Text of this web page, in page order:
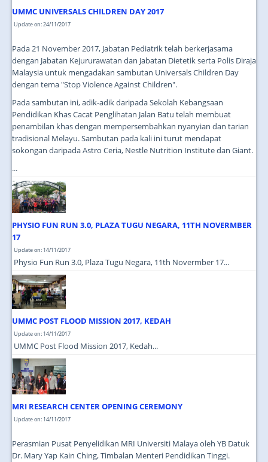
UMMC UNIVERSALS CHILDREN DAY 2017
Update on: 24/11/2017
Pada 21 November 2017, Jabatan Pediatrik telah berkerjasama
dengan Jabatan Kejururawatan dan Jabatan Dietetik serta Polis Diraja
Malaysia untuk mengadakan sambutan Universals Children Day
dengan tema "Stop Violence Against Children".
Pada sambutan ini, adik-adik daripada Sekolah Kebangsaan
Pendidikan Khas Cacat Penglihatan Jalan Batu telah membuat
penambilan khas dengan mempersembahkan nyanyian dan tarian
tradisional Melayu. Sambutan pada kali ini turut mendapat
sokongan daripada Astro Ceria, Nestle Nutrition Institute dan Giant.
...
PHYSIO FUN RUN 3.0, PLAZA TUGU NEGARA, 11TH NOVERMBER
17
Update on: 14/11/2017
Physio Fun Run 3.0, Plaza Tugu Negara, 11th Novermber 17...
UMMC POST FLOOD MISSION 2017, KEDAH
Update on: 14/11/2017
UMMC Post Flood Mission 2017, Kedah...
MRI RESEARCH CENTER OPENING CEREMONY
Update on: 14/11/2017
Perasmian Pusat Penyelidikan MRI Universiti Malaya oleh YB Datuk
Dr. Mary Yap Kain Ching, Timbalan Menteri Pendidikan Tinggi.